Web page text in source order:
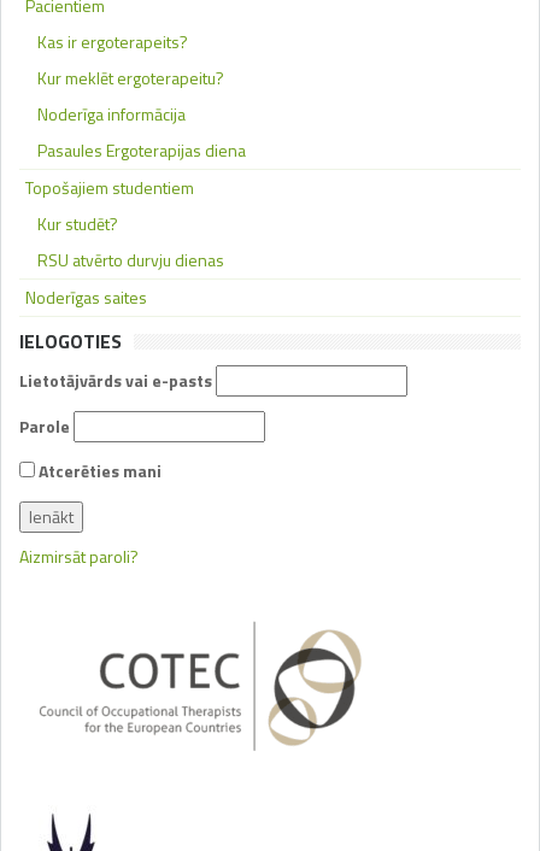
Kas ir ergoterapeits?
Kur meklēt ergoterapeitu?
Noderīga informācija
Pasaules Ergoterapijas diena
Topošajiem studentiem
Kur studēt?
RSU atvērto durvju dienas
Noderīgas saites
IELOGOTIES
Lietotājvārds vai e-pasts
Parole
Atcerēties mani
Aizmirsāt paroli?